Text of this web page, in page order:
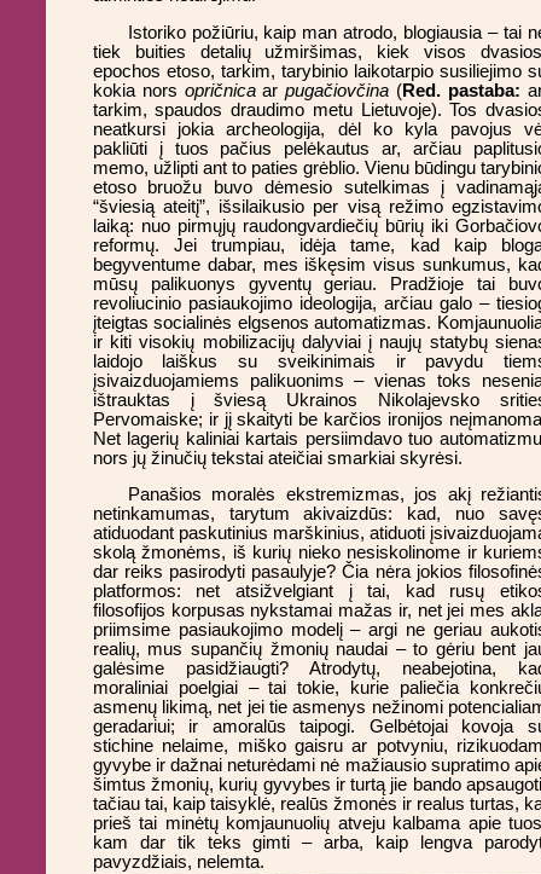
Istoriko požiūriu, kaip man atrodo, blogiausia – tai
tiek buities detalių užmiršimas, kiek visos
epochos etoso, tarkim, tarybinio laikotarpio susiliejimo
kokia nors opričnicaarpugačiovčina (Red. pastaba:
tarkim, spaudos draudimo metu Lietuvoje). Tos
neatkursi jokia archeologija, dėl ko kyla pavojus
pakliūti į tuos pačius pelėkautus ar, arčiau
memo, užlipti ant to paties grėblio. Vienu būdingu
etoso bruožu buvo dėmesio sutelkimas į
“šviesią ateitį”, išsilaikusio per visą režimo
laiką: nuo pirmųjų raudongvardiečių būrių iki
reformų. Jei trumpiau, idėja tame, kad kaip
begyventume dabar, mes iškęsim visus sunkumus,
mūsų palikuonys gyventų geriau. Pradžioje tai
revoliucinio pasiaukojimo ideologija, arčiau galo –
įteigtas socialinės elgsenos automatizmas.
ir kiti visokių mobilizacijų dalyviai į naujų statybų
laidojo laiškus su sveikinimais ir pavydu
įsivaizduojamiems palikuonims – vienas toks
ištrauktas į šviesą Ukrainos Nikolajevsko
Pervomaiske; ir jį skaityti be karčios ironijos
Net lagerių kaliniai kartais persiimdavo tuo
nors jų žinučių tekstai ateičiai smarkiai skyrėsi.
Panašios moralės ekstremizmas, jos akį
netinkamumas, tarytum akivaizdūs: kad, nuo
atiduodant paskutinius marškinius, atiduoti
skolą žmonėms, iš kurių nieko nesiskolinome ir
dar reiks pasirodyti pasaulyje? Čia nėra jokios
platformos: net atsižvelgiant į tai, kad rusų
filosofijos korpusas nykstamai mažas ir, net jei mes
priimsime pasiaukojimo modelį – argi ne geriau
realių, mus supančių žmonių naudai – to gėriu bent
galėsime pasidžiaugti? Atrodytų, neabejotina,
moraliniai poelgiai – tai tokie, kurie paliečia
asmenų likimą, net jei tie asmenys nežinomi
geradariui; ir amoralūs taipogi. Gelbėtojai kovoja
stichine nelaime, miško gaisru ar potvyniu,
gyvybe ir dažnai neturėdami nė mažiausio supratimo
šimtus žmonių, kurių gyvybes ir turtą jie bando
tačiau tai, kaip taisyklė, realūs žmonės ir realus turtas,
prieš tai minėtų komjaunuolių atveju kalbama apie
kam dar tik teks gimti – arba, kaip lengva
pavyzdžiais, nelemta.